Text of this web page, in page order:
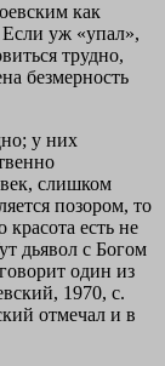
как
Если уж «упал»,
трудно,
безмерность
у них
слишком
позором, то
есть не
дьявол с Богом
один из
1970, с.
отмечал и в